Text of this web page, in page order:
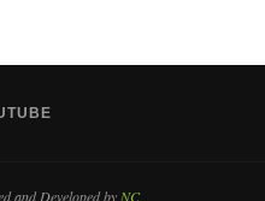
and Developed byNC